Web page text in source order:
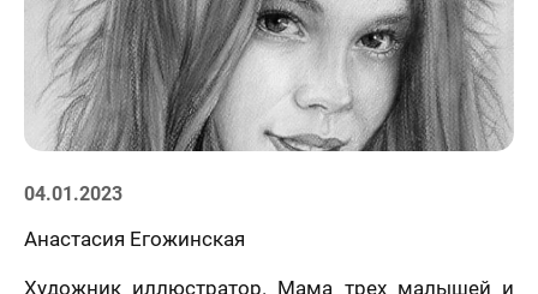
04.01.2023
Анастасия Егожинская
Художник иллюстратор. Мама трех малышей и